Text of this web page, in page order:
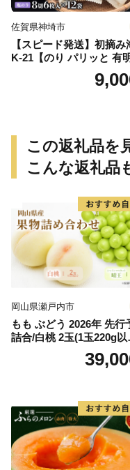
佐賀県神埼市
【スピード発送】初摘み
K-21【のり パリッと 有
産 旨味 塩味 味付 焼き 極
絶品 無添加 ミネラル 天
この返礼品を
こんな返礼品
岡山県瀬戸内市
もも ぶどう 2026年 先行
詰合/白桃 2玉(1玉220g以
上)・シャインマスカット